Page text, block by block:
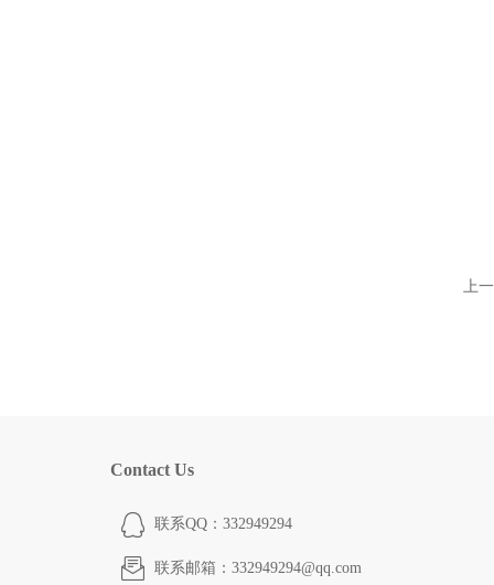
上
Contact Us
联系QQ：332949294
联系邮箱：332949294@qq.com